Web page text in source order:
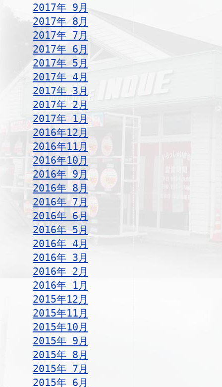
2017年 9月
2017年 8月
2017年 7月
2017年 6月
2017年 5月
2017年 4月
2017年 3月
2017年 2月
2017年 1月
2016年12月
2016年11月
2016年10月
2016年 9月
2016年 8月
2016年 7月
2016年 6月
2016年 5月
2016年 4月
2016年 3月
2016年 2月
2016年 1月
2015年12月
2015年11月
2015年10月
2015年 9月
2015年 8月
2015年 7月
2015年 6月